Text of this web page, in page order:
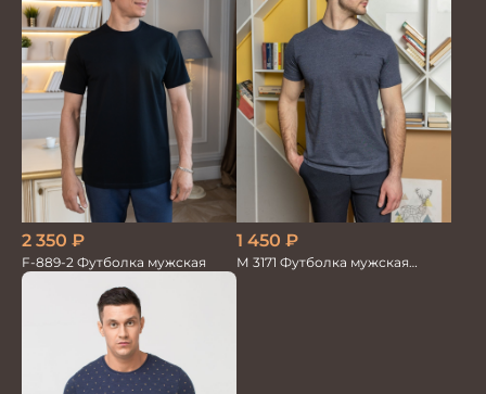
2 350 ₽
F-889-2 Футболка мужская
1 450 ₽
М 3171 Футболка мужская